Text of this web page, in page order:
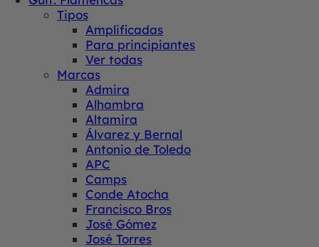
Tipos
Amplificadas
Para principiantes
Ver todas
Marcas
Admira
Alhambra
Altamira
Álvarez y Bernal
Antonio de Toledo
APC
Camps
Conde Atocha
Francisco Bros
José Gómez
José Torres